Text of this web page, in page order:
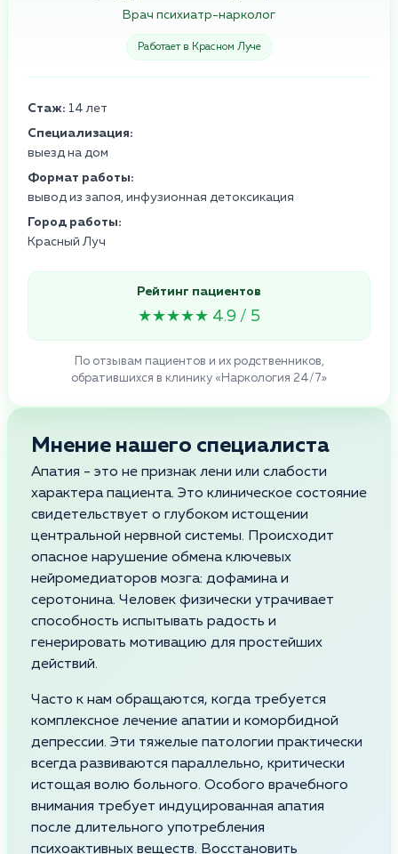
Врач психиатр-нарколог
Работает в Красном Луче
Стаж: 14 лет
Специализация:
выезд на дом
Формат работы:
вывод из запоя, инфузионная детоксикация
Город работы:
Красный Луч
Рейтинг пациентов
★★★★★ 4.9 / 5
По отзывам пациентов и их родственников,
обратившихся в клинику «Наркология 24/7»
Мнение нашего специалиста
Апатия - это не признак лени или слабости
характера пациента. Это клиническое состояние
свидетельствует о глубоком истощении
центральной нервной системы. Происходит
опасное нарушение обмена ключевых
нейромедиаторов мозга: дофамина и
серотонина. Человек физически утрачивает
способность испытывать радость и
генерировать мотивацию для простейших
действий.
Часто к нам обращаются, когда требуется
комплексное лечение апатии и коморбидной
депрессии. Эти тяжелые патологии практически
всегда развиваются параллельно, критически
истощая волю больного. Особого врачебного
внимания требует индуцированная апатия
после длительного употребления
психоактивных веществ. Восстановить